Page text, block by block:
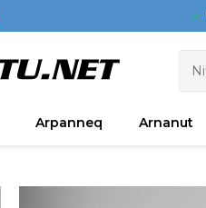
Arpanneq Arnanut